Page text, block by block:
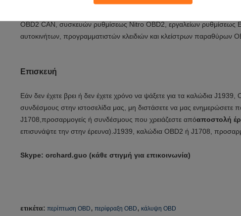
Αυτό το περίβλημα OBD2 OBDII μπορεί να χρησιμοποιηθεί για την
OBD2 CAN, συσκευών ρυθμίσεως Nitro OBD2, εργαλείων ρυθμίσεως
αυτοκινήτων, προγραμματιστών κλειδιών και κλείστρων παραθύρων
Επισκευή
Εάν δεν έχετε βρει ή δεν έχετε χρόνο να ψάξετε για τα καλώδια
συνδέσμους στην ιστοσελίδα μας, μη διστάσετε να μας ενημερώσετε
J1708,προσαρμογείς ή συνδέσμους που χρειάζεστε απόαποστολή
επισυνάψτε την στην έρευνα). J1939, καλώδια OBD2 ή J1708,
Skype: orchard.guo (κάθε στιγμή για επικοινωνία)
ετικέτα: περίπτωση OBD, περίφραξη OBD, κάλυψη OBD